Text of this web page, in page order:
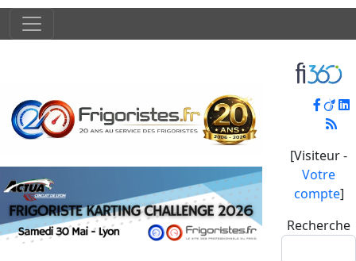
[Visiteur -
Votre
compte]
Recherche